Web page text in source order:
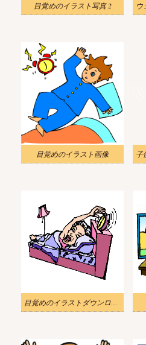
目覚めのイラスト写真 2
目覚めのイラスト画像
目覚めのイラストダウンロード